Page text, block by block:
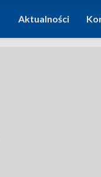
Aktualności